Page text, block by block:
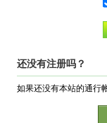
还没有注册吗？
如果还没有本站的通行